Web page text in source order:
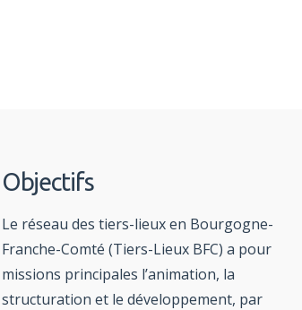
Objectifs
Le réseau des tiers-lieux en Bourgogne-
Franche-Comté (Tiers-Lieux BFC) a pour
missions principales l’animation, la
structuration et le développement, par